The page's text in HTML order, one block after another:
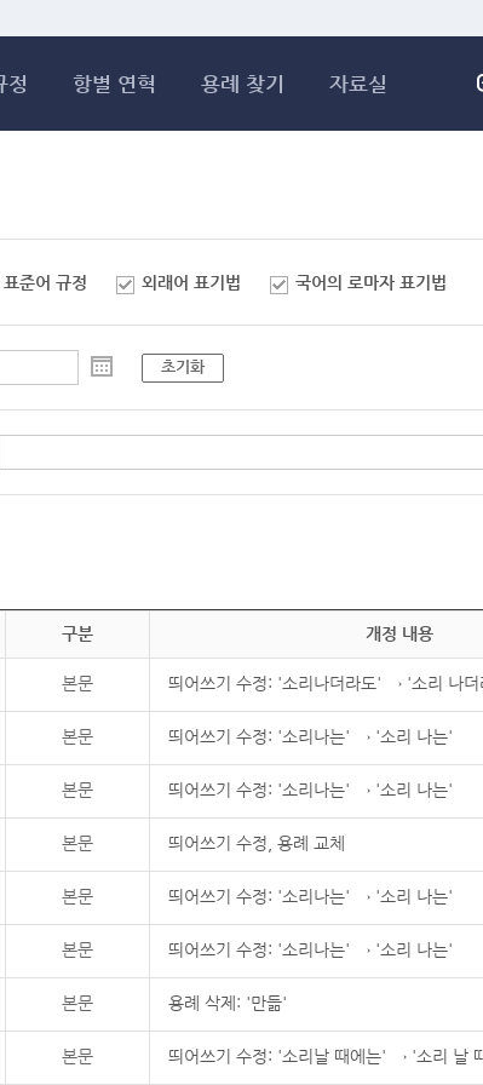
정 항별 연혁 용례 찾기 자료실
표준어 규정 외래어 표기법 국어의 로마자 표기법
초기화
구분 개정 내용
본문 띄어쓰기 수정: '소리나더라도' → '소리 나더
본문 띄어쓰기 수정: '소리나는' → '소리 나는'
본문 띄어쓰기 수정: '소리나는' → '소리 나는'
본문 띄어쓰기 수정, 용례 교체
본문 띄어쓰기 수정: '소리나는' → '소리 나는'
본문 띄어쓰기 수정: '소리나는' → '소리 나는'
본문 용례 삭제: '만듦'
본문 띄어쓰기 수정: '소리날 때에는' → '소리 날